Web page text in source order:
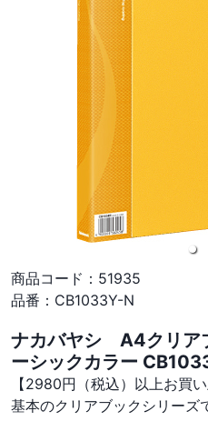
商品コード： 51935
品番： CB1033Y-N
ナカバヤシ A4クリ
ーシックカラー
【2980円（税込）以上お買
基本のクリアブックシリーズ